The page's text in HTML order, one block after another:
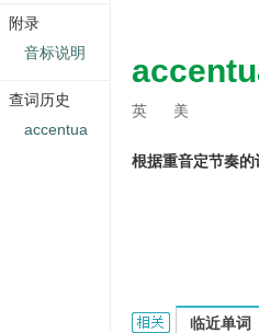
英 美
根据重音定节奏的
accentual verse
临近单词
附录
音标说明
查词历史
accentua